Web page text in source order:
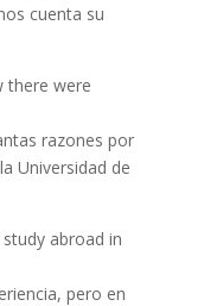
cuenta su
there were
razones por
Universidad de
abroad in
pero en